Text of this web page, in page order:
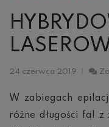
24 czerwca 2019
W zabiegach
różne długości fal